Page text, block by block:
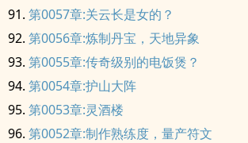
第0057章:关云长是女的？
第0056章:炼制丹宝，天地异象
第0055章:传奇级别的电饭煲？
第0054章:护山大阵
第0053章:灵酒楼
第0052章:制作熟练度，量产符文